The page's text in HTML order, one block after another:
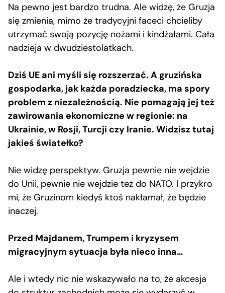
Na pewno jest bardzo trudna. Ale widzę, że Gruzja
się zmienia, mimo że tradycyjni faceci chcieliby
utrzymać swoją pozycję nożami i kindżałami. Cała
nadzieja w dwudziestolatkach.
Dziś UE ani myśli się rozszerzać. A gruzińska
gospodarka, jak każda poradziecka, ma spory
problem z niezależnością. Nie pomagają jej też
zawirowania ekonomiczne w regionie: na
Ukrainie, w Rosji, Turcji czy Iranie. Widzisz tutaj
jakieś światełko?
Nie widzę perspektyw. Gruzja pewnie nie wejdzie
do Unii, pewnie nie wejdzie też do NATO. I przykro
mi, że Gruzinom kiedyś ktoś nakłamał, że będzie
inaczej.
Przed Majdanem, Trumpem i kryzysem
migracyjnym sytuacja była nieco inna…
Ale i wtedy nic nie wskazywało na to, że akcesja